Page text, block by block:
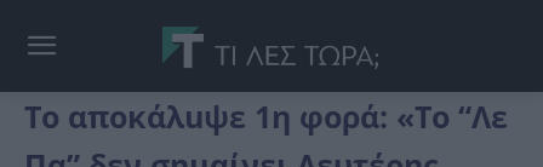
Το απoκάλuψε 1η φορά: «Το “Λε